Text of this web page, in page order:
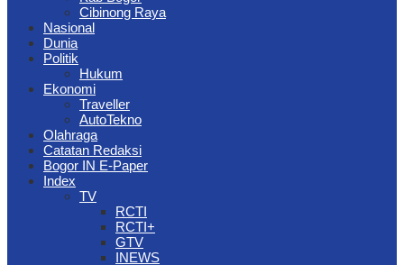
Cibinong Raya
Nasional
Dunia
Politik
Hukum
Ekonomi
Traveller
AutoTekno
Olahraga
Catatan Redaksi
Bogor IN E-Paper
Index
TV
RCTI
RCTI+
GTV
INEWS